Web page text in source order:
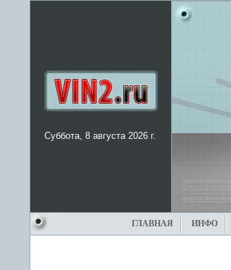
Суббота, 8 августа 2026 г.
ГЛАВНАЯ ИНФО